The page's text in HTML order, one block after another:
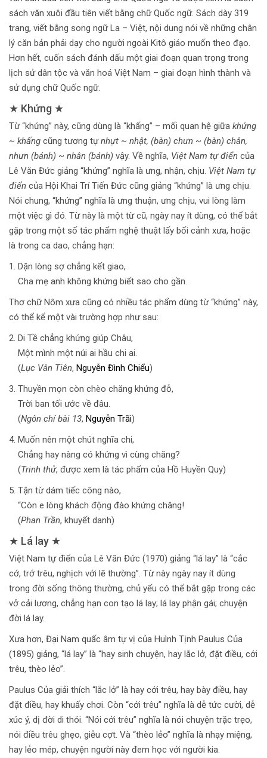
sách văn xuôi đầu tiên viết bằng chữ Quốc ngữ. Sách dày 319
trang, viết bằng song ngữ La – Việt, nội dung nói về những chân
lý căn bản phải dạy cho người ngoài Kitô giáo muốn theo đạo.
Hơn hết, cuốn sách đánh dấu một giai đoạn quan trọng trong
lịch sử dân tộc và văn hoá Việt Nam – giai đoạn hình thành và
sử dụng chữ Quốc ngữ.
★ Khứng ★
Từ “khứng” này, cũng dùng là “khấng” – mối quan hệ giữa khứng
~ khấng cũng tương tựnhựt ~ nhật, (bàn) chưn ~ (bàn) chân,
nhưn (bánh) ~ nhân (bánh) vậy. Về nghĩa, Việt Nam tự điển của
Lê Văn Đức giảng “khứng” nghĩa là ưng, nhận, chịu. Việt Nam tự
điển của Hội Khai Trí Tiến Đức cũng giảng “khứng” là ưng chịu.
Nói chung, “khứng” nghĩa là ưng thuận, ưng chịu, vui lòng làm
một việc gì đó. Từ này là một từ cũ, ngày nay ít dùng, có thể bắt
gặp trong một số tác phẩm nghệ thuật lấy bối cảnh xưa, hoặc
là trong ca dao, chẳng hạn:
Dặn lòng sợ chẳng kết giao,
Cha mẹ anh không khứng biết sao cho gần.
Thơ chữ Nôm xưa cũng có nhiều tác phẩm dùng từ “khứng” này,
có thể kể một vài trường hợp như sau:
Di Tề chẳng khứng giúp Châu,
Một mình một núi ai hầu chi ai.
(Lục Vân Tiên, Nguyễn Đình Chiểu)
Thuyền mọn còn chèo chăng khứng đỗ,
Trời ban tối ước về đâu.
(Ngôn chí bài 13, Nguyễn Trãi)
Muốn nên một chút nghĩa chi,
Chẳng hay nàng có khứng vì cùng chăng?
(Trinh thử, được xem là tác phẩm của Hồ Huyền Quy)
Tận từ dám tiếc công nào,
“Còn e lòng khách động đào khứng chăng!
(Phan Trần, khuyết danh)
★ Lá lay ★
Việt Nam tự điển của Lê Văn Đức (1970) giảng “lá lay” là “cắc
cớ, trớ trêu, nghịch với lẽ thường”. Từ này ngày nay ít dùng
trong đời sống thông thường, chủ yếu có thể bắt gặp trong các
vở cải lương, chẳng hạn con tạo lá lay; lá lay phận gái; chuyện
đời lá lay.
Xưa hơn, Đại Nam quấc âm tự vị của Huình Tịnh Paulus Của
(1895) giảng, “lá lay” là “hay sinh chuyện, hay lắc lở, đặt điều, cới
trêu, thèo lẻo”.
Paulus Của giải thích “lắc lở” là hay cới trêu, hay bày điều, hay
đặt điều, hay khuấy chơi. Còn “cới trêu” nghĩa là dễ tức cười, dễ
xúc ý, dị đời di thói. “Nói cới trêu” nghĩa là nói chuyện trặc trẹo,
nói điều trêu ghẹo, giễu cợt. Và “thèo lẻo” nghĩa là nhạy miệng,
hay lẻo mép, chuyện người này đem học với người kia.